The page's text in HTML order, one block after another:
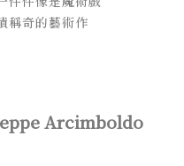
稱奇的藝術作
Arcimboldo